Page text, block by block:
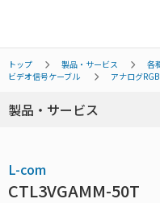
トップ 製品・サービス
各
ビデオ信号ケーブル
アナログ
製品・サービス
L-com
CTL3VGAMM-50T